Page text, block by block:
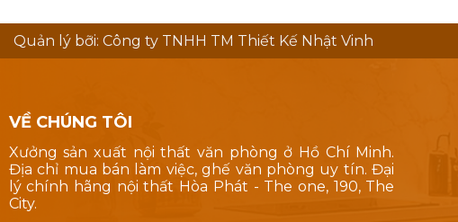
Quản lý bỡi: Công ty TNHH TM Thiết Kế Nhật Vinh
VỀ CHÚNG TÔI
Xưởng sản xuất nội thất văn phòng ở Hồ Chí Minh.
Địa chỉ mua bán làm việc, ghế văn phòng uy tín. Đại
lý chính hãng nội thất Hòa Phát - The one, 190, The
City.